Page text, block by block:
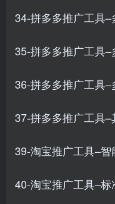
34-拼多多推广工具–
35-拼多多推广工具–
36-拼多多推广工具–
37-拼多多推广工具
39-淘宝推广工具–智
40-淘宝推广工具–标